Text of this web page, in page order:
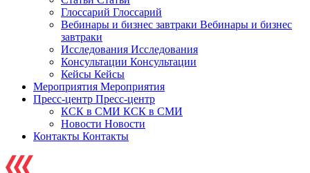
Глоссарий Глоссарий
Вебинары и бизнес завтраки Вебинары и бизнес
завтраки
Исследования Исследования
Консультации Консультации
Кейсы Кейсы
Мероприятия Мероприятия
Пресс-центр Пресс-центр
КСК в СМИ КСК в СМИ
Новости Новости
Контакты Контакты